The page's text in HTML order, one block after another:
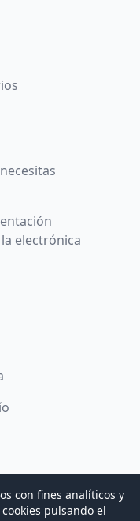
electrónica
con fines analíticos y
pulsando el